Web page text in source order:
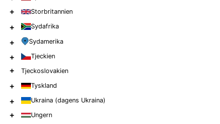
+ Storbritannien
+ Sydafrika
+ Sydamerika
+ Tjeckien
+ Tjeckoslovakien
+ Tyskland
+ Ukraina (dagens Ukraina)
+ Ungern